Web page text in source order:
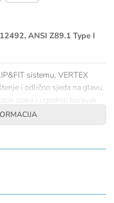
ANSI Z89.1 Type I
sistemu, VERTEX
i odlično sjeda na glavu.
zraka i ugodniji boravak
(490 g)
stiren), najlon,
čvrstoće, polietilen